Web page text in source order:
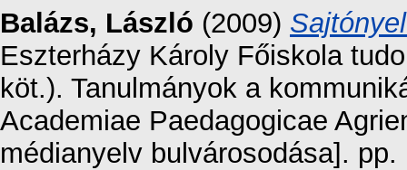
Balázs, László (2009)
Eszterházy Károly Főiskola
köt.). Tanulmányok a
Academiae Paedagogicae
médianyelv bulvárosodása]. pp.